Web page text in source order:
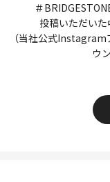
＃
投稿いただいた
（当社公式
ウ